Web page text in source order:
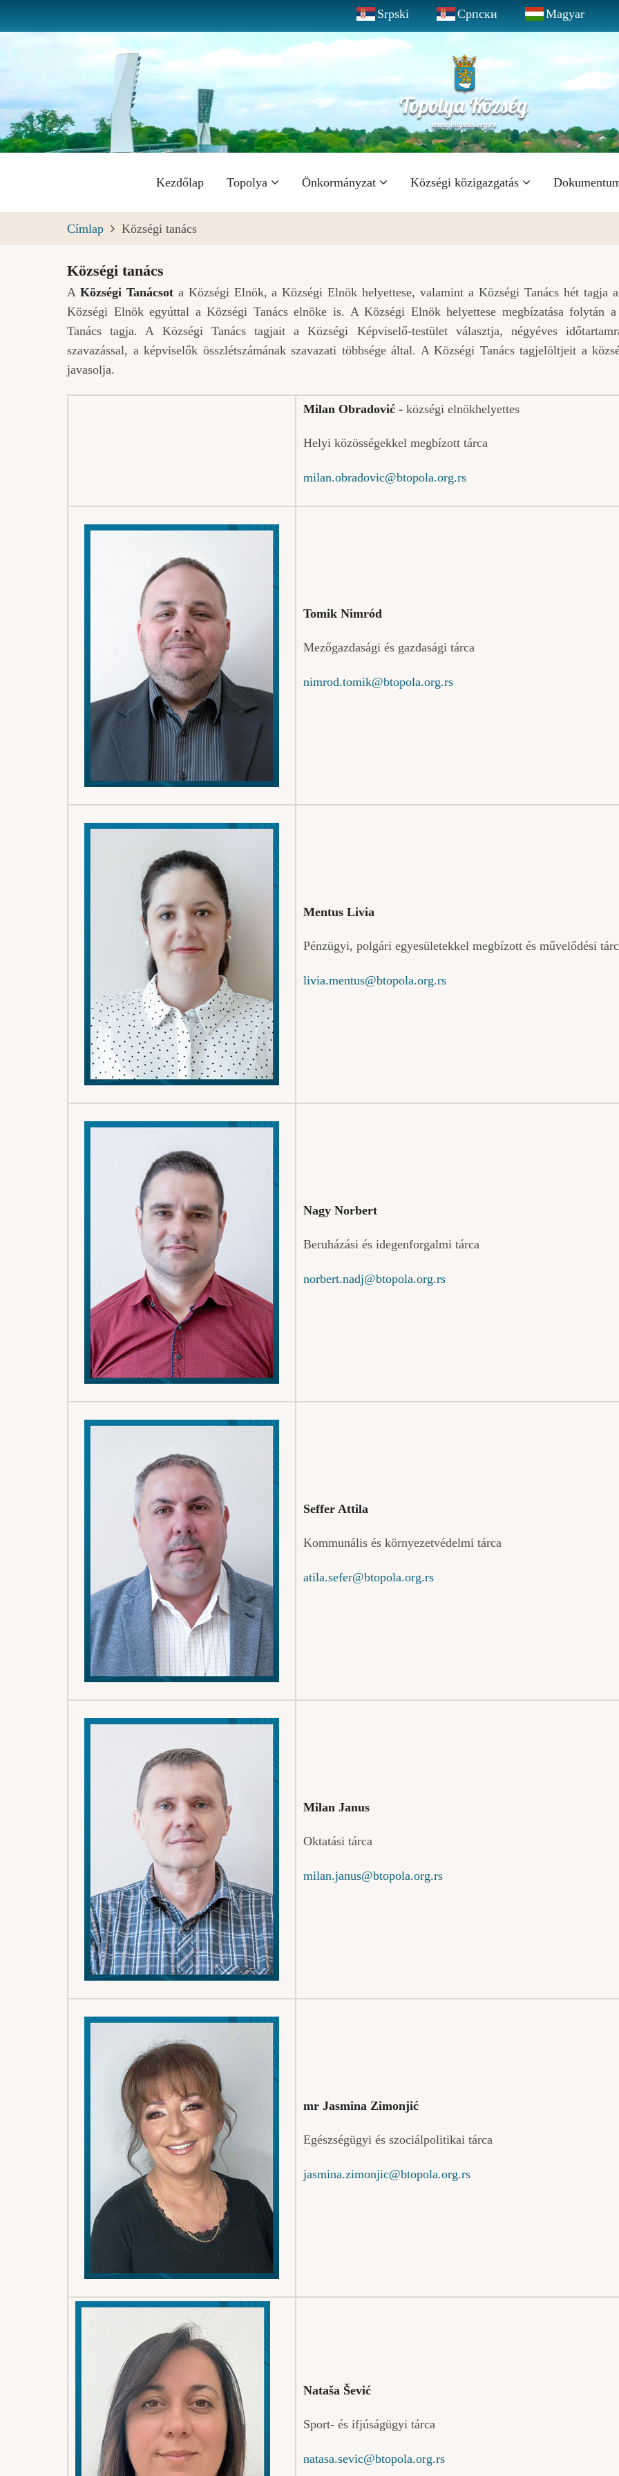
a
tartalomra
Srpski Српски Magyar
Fő
navigáció
Kezdőlap Topolya Önkormányzat Községi közigazgatás
Címlap Községi tanács
Községi tanács
A Községi Tanácsot a Községi Elnök, a Községi Elnök helyettese, valamint a Községi Tanács hét tagja
Községi Elnök egyúttal a Községi Tanács elnöke is. A Községi Elnök helyettese megbízatása folytán
Tanács tagja. A Községi Tanács tagjait a Községi Képviselő-testület választja, négyéves
szavazással, a képviselők összlétszámának szavazati többsége által. A Községi Tanács tagjelöltjeit a
javasolja.
Milan Obradović - községi elnökhelyettes
Helyi közösségekkel megbízott tárca
milan.obradovic@btopola.org.rs
Tomik Nimród
Mezőgazdasági és gazdasági tárca
nimrod.tomik@btopola.org.rs
Mentus Livia
Pénzügyi, polgári egyesületekkel megbízott és művelődési
livia.mentus@btopola.org.rs
Nagy Norbert
Beruházási és idegenforgalmi tárca
norbert.nadj@btopola.org.rs
Seffer Attila
Kommunális és környezetvédelmi tárca
atila.sefer@btopola.org.rs
Milan Janus
Oktatási tárca
milan.janus@btopola.org.rs
mr Jasmina Zimonjić
Egészségügyi és szociálpolitikai tárca
jasmina.zimonjic@btopola.org.rs
Nataša Šević
Sport- és ifjúságügyi tárca
natasa.sevic@btopola.org.rs